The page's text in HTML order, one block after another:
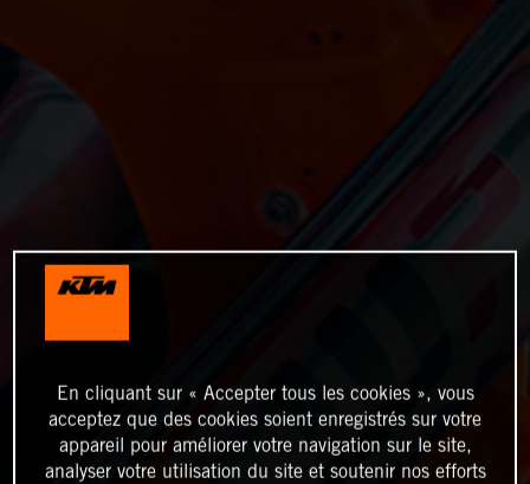
En cliquant sur « Accepter tous les cookies », vous
acceptez que des cookies soient enregistrés sur votre
appareil pour améliorer votre navigation sur le site,
analyser votre utilisation du site et soutenir nos efforts